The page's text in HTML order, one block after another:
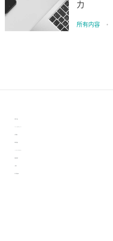
力
所有内容 •